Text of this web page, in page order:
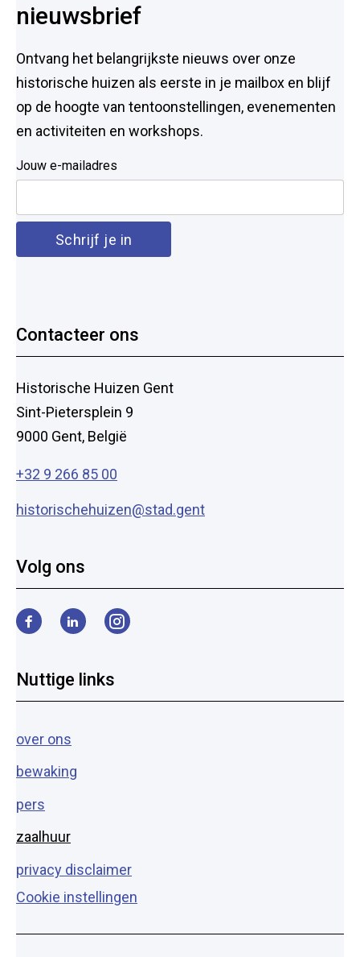
nieuwsbrief
Ontvang het belangrijkste nieuws over onze
historische huizen als eerste in je mailbox en blijf
op de hoogte van tentoonstellingen, evenementen
en activiteiten en workshops.
Jouw e-mailadres
Contacteer ons
Historische Huizen Gent
Sint-Pietersplein 9
9000 Gent, België
+32 9 266 85 00
historischehuizen@stad.gent
Volg ons
FacebookLinkedInInstagram
Nuttige links
over ons
bewaking
pers
zaalhuur
privacy disclaimer
Cookie instellingen